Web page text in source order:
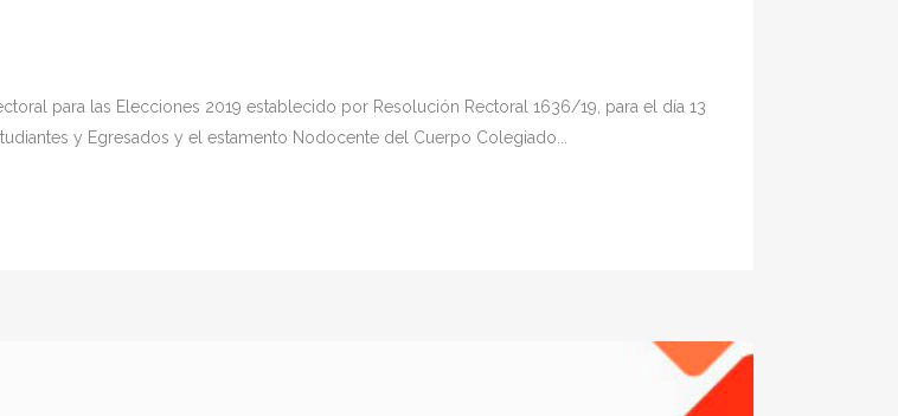
para las Elecciones 2019 establecido por Resolución Rectoral 1636/19, para el día 13
y Egresados y el estamento Nodocente del Cuerpo Colegiado...